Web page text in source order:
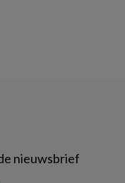
nieuwsbrief